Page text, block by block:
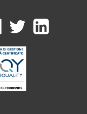
SCOPRI DI PIU